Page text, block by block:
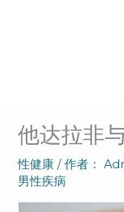
他达拉非
性健康 / 作者：
男性疾病